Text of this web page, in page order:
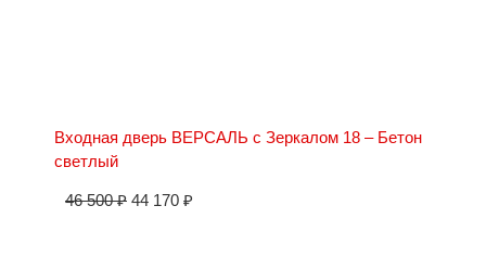
Входная дверь ВЕРСАЛЬ с Зеркалом 18 – Бетон
светлый
46 500₽ 44 170 ₽